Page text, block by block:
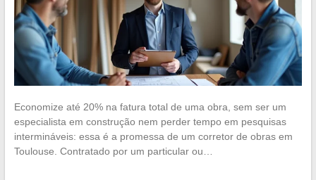
Economize até 20% na fatura total de uma obra, sem ser um
especialista em construção nem perder tempo em pesquisas
intermináveis: essa é a promessa de um corretor de obras em
Toulouse. Contratado por um particular ou…